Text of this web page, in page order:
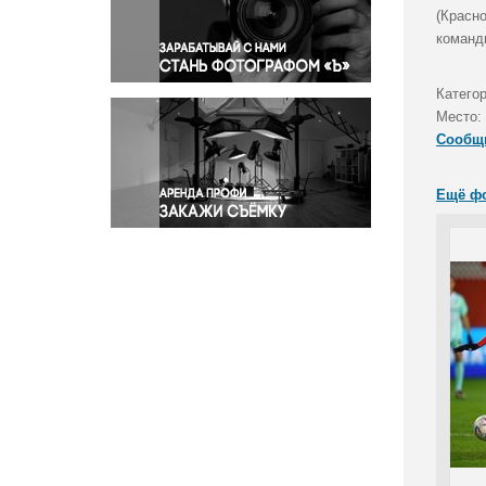
Правосудие
Происшествия и конфликты
Религия
Светская жизнь
Спорт
Экология
Экономика и бизнес
Место:
Ещё